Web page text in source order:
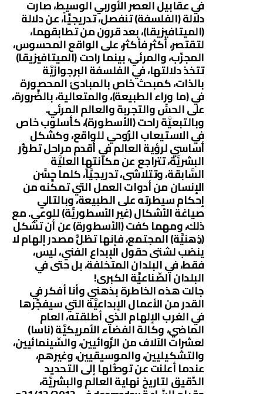
في عقابيل العصر الأوربي الوسيط، صارت
دلالة (الفلسفة) تنفصل، تدريجيَّاً، عن دلالة
(الميتافيزيقا)، بعد قرون من تطابقهما،
لتقتصر، أكثر فأكثر، على الواقع المحسوس،
المجرَّب، والمرئي، بينما راحت (الميتافيزيقا)
تتخذ دلالتها، في الفلسفة البرجوازيَّة
بالذات، كمبحث خاص بالمبادئ المحصورة
في (ما وراء الطبيعة)، والمتعالية، بالضَّرورة،
على الحسِّ والتجربة والعالم المرئي.
وبالتبعيَّة راحت (الأسطورة)، كأسلوب خاص
في الاستيعاب الرُّوحي للواقع، وكشكل
أساسي لرؤية العالم في أقدم مراحل تطوُّر
البشريَّة، تتراجع عن مكانتها العليَّة
السَّابقة، وتتلاشى، تدريجيَّاً، كلما حسَّن
الإنسان من أدوات العمل التي تمكِّنه من
إحكام سيطرته على الطبيعة، وبالتالي
صياغة الأشكال (غير الأسطوريَّة) للوعي. مع
ذلك، ومهما كفت (الأسطورة) عن أن تشكل
(ذِهنيَّة) المجتمع، فإنها تظلُّ مصدر إلهام لا
ينضب لشتى حقول الإبداع الفني، ليس،
فقط، في البلدان المتخلفة، بل حتى في
البلدان الصِّناعيَّة الكبرى!
جالت هذه الخاطرة بذهني وأنا أفكر في
القدر من الأعمال الإبداعيَّة التي سيفجِّرها
في الغرب الإلهام الذي أطلقته، العام
الماضي، وكالة الفضاء الأمريكيَّة (ناسا)
لعشرات الآلاف من الرِّوائيين، والسِّينمائيين،
والتشكيليين، والموسيقيين، وغيرهم،
عندما أعلنت عن توصُّلها إلى التحديد
الدَّقيق لتاريخ نهاية العالم والبشريَّة،